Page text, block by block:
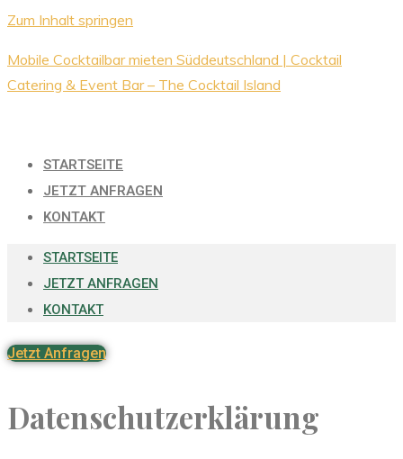
Zum Inhalt springen
Mobile Cocktailbar mieten Süddeutschland | Cocktail
Catering & Event Bar – The Cocktail Island
STARTSEITE
JETZT ANFRAGEN
KONTAKT
STARTSEITE
JETZT ANFRAGEN
KONTAKT
Jetzt Anfragen
Datenschutzerklärung